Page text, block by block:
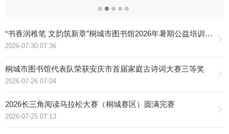
“书香润稚笔 文韵筑新章”桐城市图书馆2026年暑期公益培训班圆满收官
2026-07-30 07:36
桐城市图书馆代表队荣获安庆市首届家庭古诗词大赛三等奖
2026-07-26 07:04
2026长三角阅读马拉松大赛（桐城赛区）圆满完赛
2026-07-25 07:13